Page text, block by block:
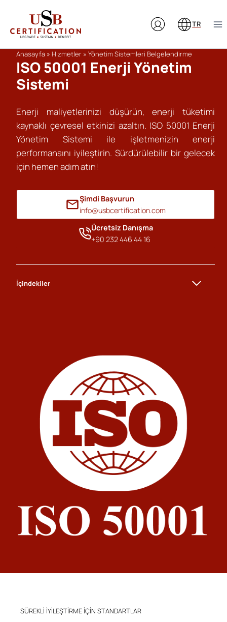
content
TR
Anasayfa » Hizmetler » Yönetim Sistemleri Belgelendirme
ISO 50001 Enerji Yönetim
Sistemi
Enerji maliyetlerinizi düşürün, enerji tüketimi
kaynaklı çevresel etkinizi azaltın. ISO 50001 Enerji
Yönetim Sistemi ile işletmenizin enerji
performansını iyileştirin. Sürdürülebilir bir gelecek
için hemen adım atın!
Şimdi Başvurun
info@usbcertification.com
Ücretsiz Danışma
+90 232 446 44 16
İçindekiler
SÜREKLİ İYİLEŞTİRME İÇİN STANDARTLAR